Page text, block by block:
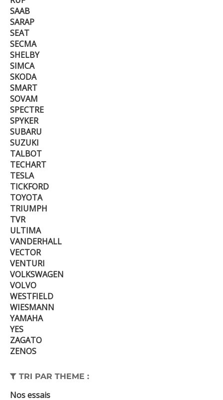
SAAB
SARAP
SEAT
SECMA
SHELBY
SIMCA
SKODA
SMART
SOVAM
SPECTRE
SPYKER
SUBARU
SUZUKI
TALBOT
TECHART
TESLA
TICKFORD
TOYOTA
TRIUMPH
TVR
ULTIMA
VANDERHALL
VECTOR
VENTURI
VOLKSWAGEN
VOLVO
WESTFIELD
WIESMANN
YAMAHA
YES
ZAGATO
ZENOS
TRI PAR THEME :
Nos essais